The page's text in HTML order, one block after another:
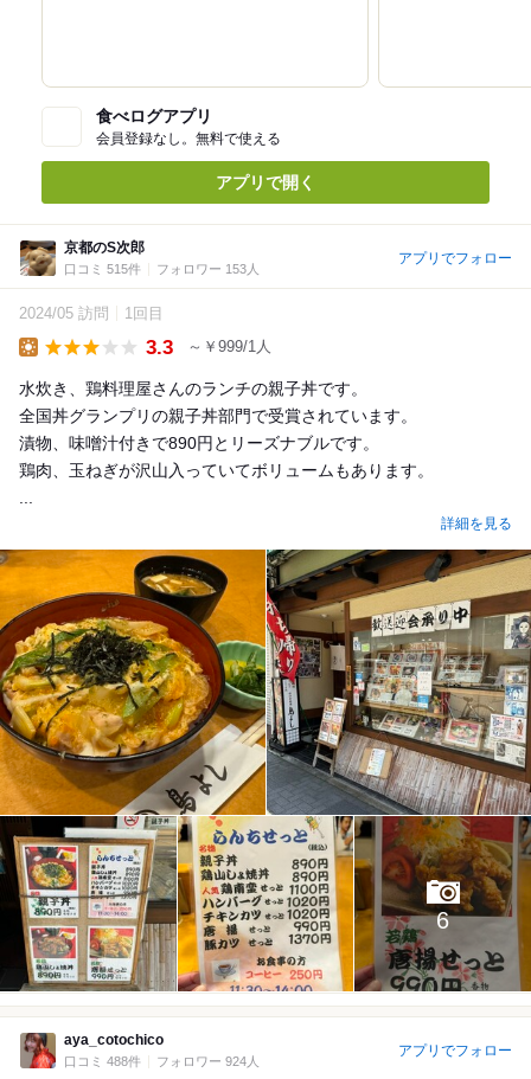
食べログアプリ
会員登録なし。無料で使える
アプリで開く
京都のS次郎
口コミ 515件 フォロワー 153人
アプリでフォロー
2024/05 訪問 1回目
3.3 ～￥999/1人
水炊き、鶏料理屋さんのランチの親子丼です。
全国丼グランプリの親子丼部門で受賞されています。
漬物、味噌汁付きで890円とリーズナブルです。
鶏肉、玉ねぎが沢山入っていてボリュームもあります。
詳細を見る
6
aya_cotochico
口コミ 488件 フォロワー 924人
アプリでフォロー